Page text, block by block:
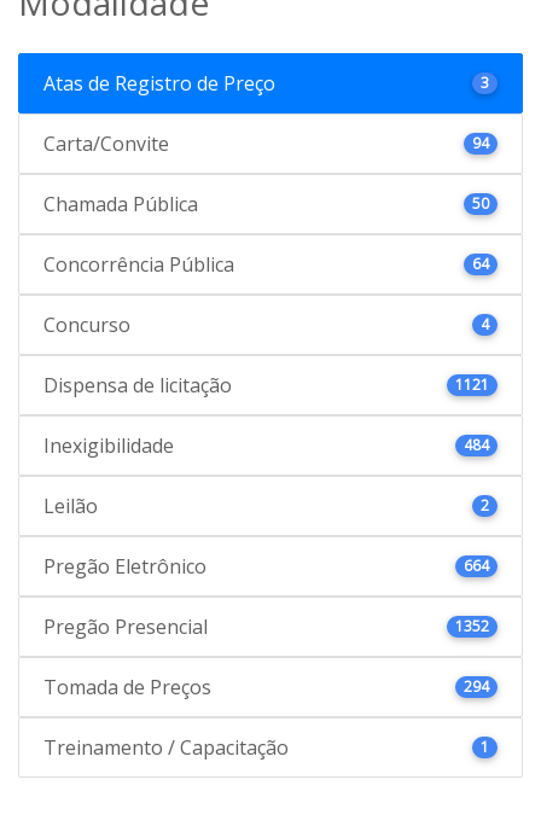
Atas de Registro de Preço 3
Carta/Convite 94
Chamada Pública 50
Concorrência Pública 64
Concurso 4
Dispensa de licitação 1121
Inexigibilidade 484
Leilão 2
Pregão Eletrônico 664
Pregão Presencial 1352
Tomada de Preços 294
Treinamento / Capacitação 1